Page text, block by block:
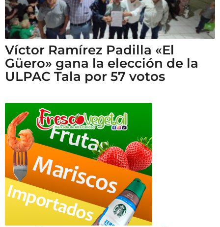
Víctor Ramírez Padilla «El
Güero» gana la elección de la
ULPAC Tala por 57 votos